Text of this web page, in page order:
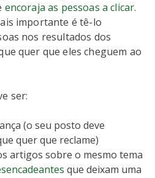
encoraja as pessoas a clicar.
importante é tê-lo
nos resultados dos
quer que eles cheguem ao
ser:
(o seu posto deve
quer que reclame)
artigos sobre o mesmo tema
que deixam uma